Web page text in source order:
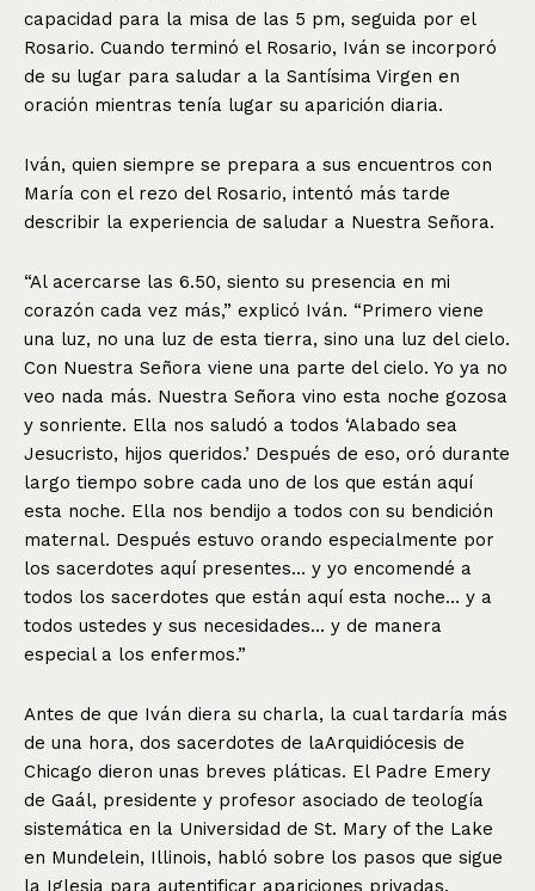
capacidad para la misa de las 5 pm, seguida por el
Rosario. Cuando terminó el Rosario, Iván se incorporó
de su lugar para saludar a la Santísima Virgen en
oración mientras tenía lugar su aparición diaria.
Iván, quien siempre se prepara a sus encuentros con
María con el rezo del Rosario, intentó más tarde
describir la experiencia de saludar a Nuestra Señora.
“Al acercarse las 6.50, siento su presencia en mi
corazón cada vez más,” explicó Iván. “Primero viene
una luz, no una luz de esta tierra, sino una luz del cielo.
Con Nuestra Señora viene una parte del cielo. Yo ya no
veo nada más. Nuestra Señora vino esta noche gozosa
y sonriente. Ella nos saludó a todos ‘Alabado sea
Jesucristo, hijos queridos.’ Después de eso, oró durante
largo tiempo sobre cada uno de los que están aquí
esta noche. Ella nos bendijo a todos con su bendición
maternal. Después estuvo orando especialmente por
los sacerdotes aquí presentes… y yo encomendé a
todos los sacerdotes que están aquí esta noche… y a
todos ustedes y sus necesidades… y de manera
especial a los enfermos.”
Antes de que Iván diera su charla, la cual tardaría más
de una hora, dos sacerdotes de laArquidiócesis de
Chicago dieron unas breves pláticas. El Padre Emery
de Gaál, presidente y profesor asociado de teología
sistemática en la Universidad de St. Mary of the Lake
en Mundelein, Illinois, habló sobre los pasos que sigue
la Iglesia para autentificar apariciones privadas.